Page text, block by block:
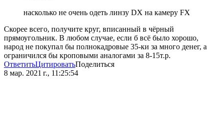
насколько не очень одеть линзу DX на камеру FX
Скорее всего, получите круг, вписанный в чёрный
прямоугольник. В любом случае, если б всё было хорошо,
народ не покупал бы полнокадровые 35-ки за много денег, а
ограничился бы кроповыми аналогами за 8-15т.р.
ОтветитьЦитироватьПоделиться
8 мар. 2021 г., 11:25:54